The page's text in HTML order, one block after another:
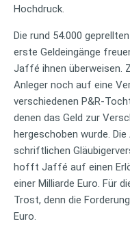
Hochdruck.
Die rund 54.000
erste Geldeingänge
Jaffé ihnen überweisen.
Anleger noch auf eine
verschiedenen P&R-
denen das Geld zur
hergeschoben wurde.
schriftlichen
hofft Jaffé auf einen
einer Milliarde Euro. Für
Trost, denn die
Euro.